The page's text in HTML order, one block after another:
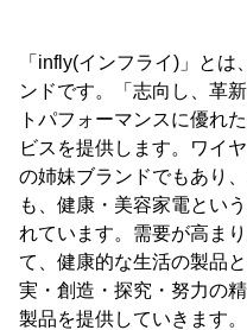
「infly(インフライ)」と
ンドです。「志向し、革
トパフォーマンスに優れ
ビスを提供します。ワイ
の姉妹ブランドでもあり
も、健康・美容家電とい
れています。需要が高ま
て、健康的な生活の製品
実・創造・探究・努力の
製品を提供していきます。